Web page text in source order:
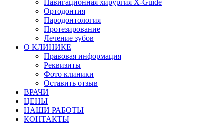
Навигационная хирургия X-Guide
Ортодонтия
Пародонтология
Протезирование
Лечение зубов
О КЛИНИКЕ
Правовая информация
Реквизиты
Фото клиники
Оставить отзыв
ВРАЧИ
ЦЕНЫ
НАШИ РАБОТЫ
КОНТАКТЫ